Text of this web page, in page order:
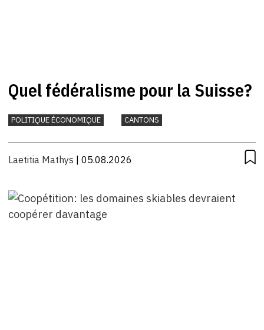
Quel fédéralisme pour la Suisse?
POLITIQUE ÉCONOMIQUE CANTONS
Laetitia Mathys | 05.08.2026